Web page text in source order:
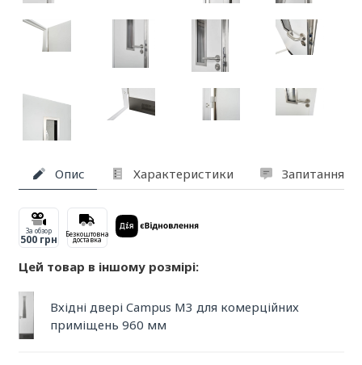
Опис Характеристики Запитання
За обзор
500 грн Безкоштовна
доставка
Цей товар в іншому розмірі:
Вхідні двері Campus М3 для комерційних
приміщень 960 мм